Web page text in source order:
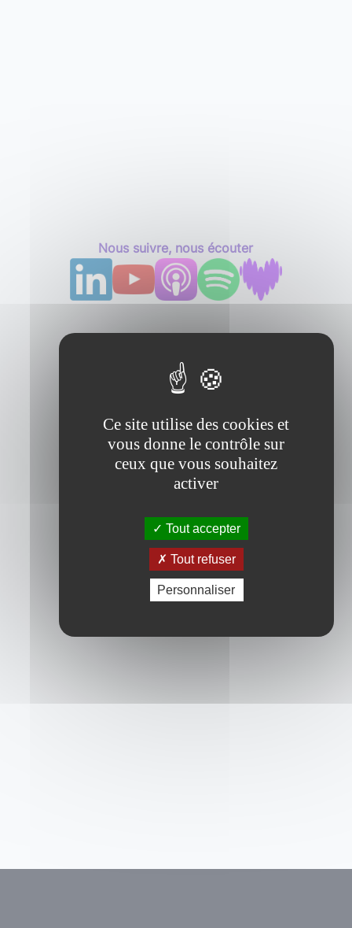
Nous suivre, nous écouter
Ce site utilise des cookies et
vous donne le contrôle sur
ceux que vous souhaitez
activer
Tout accepter
Tout refuser
Personnaliser